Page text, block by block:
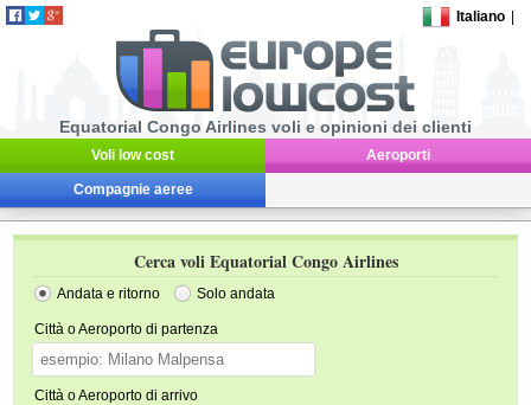
Italiano
Equatorial Congo Airlines voli e opinioni dei clienti
Voli low cost Aeroporti
Compagnie aeree
Cerca voli Equatorial Congo Airlines
Andata e ritorno Solo andata
Città o Aeroporto di partenza
Città o Aeroporto di arrivo